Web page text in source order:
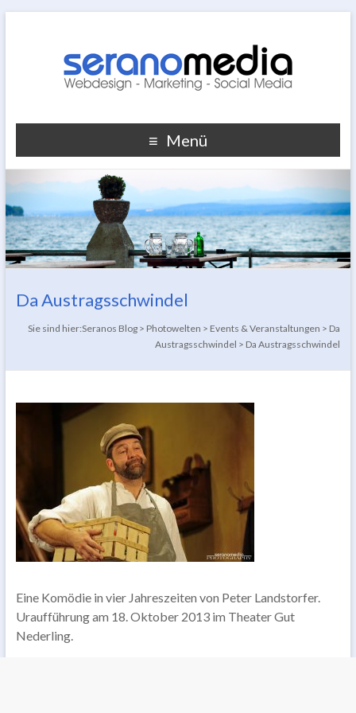
Menü
Da Austragsschwindel
Sie sind hier:Seranos Blog > Photowelten > Events & Veranstaltungen > Da
Austragsschwindel > Da Austragsschwindel
Eine Komödie in vier Jahreszeiten von Peter Landstorfer.
Uraufführung am 18. Oktober 2013 im Theater Gut
Nederling.